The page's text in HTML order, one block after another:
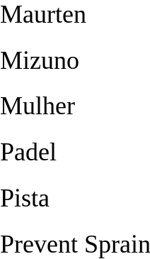
Maurten
Mizuno
Mulher
Padel
Pista
Prevent Sprain